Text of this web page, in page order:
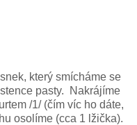
který smícháme se
pasty. Nakrájíme
/1/ (čím víc ho dáte,
osolíme (cca 1 lžička).